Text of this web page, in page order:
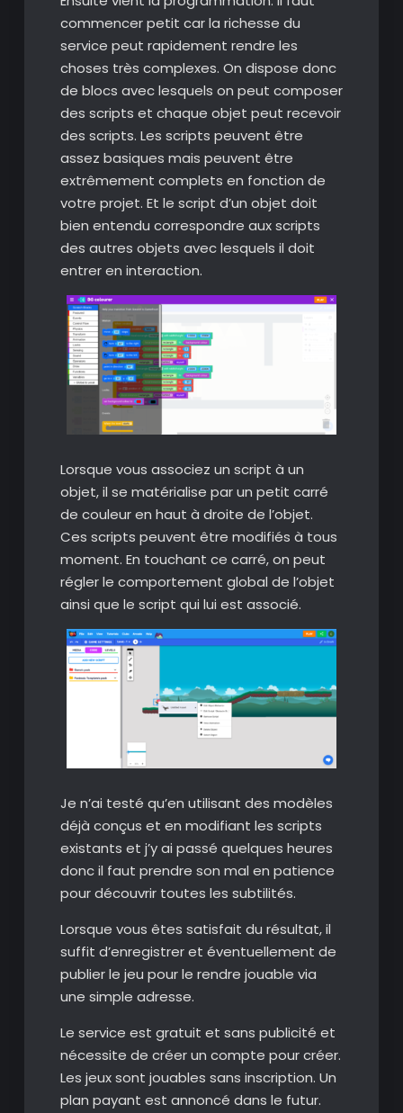
commencer petit car la richesse du
service peut rapidement rendre les
choses très complexes. On dispose donc
de blocs avec lesquels on peut composer
des scripts et chaque objet peut recevoir
des scripts. Les scripts peuvent être
assez basiques mais peuvent être
extrêmement complets en fonction de
votre projet. Et le script d’un objet doit
bien entendu correspondre aux scripts
des autres objets avec lesquels il doit
entrer en interaction.
Lorsque vous associez un script à un
objet, il se matérialise par un petit carré
de couleur en haut à droite de l’objet.
Ces scripts peuvent être modifiés à tous
moment. En touchant ce carré, on peut
régler le comportement global de l’objet
ainsi que le script qui lui est associé.
Je n’ai testé qu’en utilisant des modèles
déjà conçus et en modifiant les scripts
existants et j’y ai passé quelques heures
donc il faut prendre son mal en patience
pour découvrir toutes les subtilités.
Lorsque vous êtes satisfait du résultat, il
suffit d’enregistrer et éventuellement de
publier le jeu pour le rendre jouable via
une simple adresse.
Le service est gratuit et sans publicité et
nécessite de créer un compte pour créer.
Les jeux sont jouables sans inscription. Un
plan payant est annoncé dans le futur.